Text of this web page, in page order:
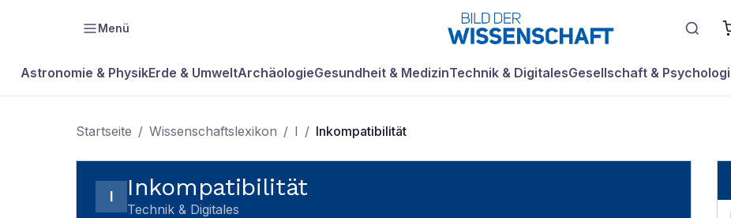
Menü
Astronomie & PhysikErde & UmweltArchäologieGesundheit & MedizinTechnik & DigitalesGesellschaft &
Startseite / Wissenschaftslexikon / I / Inkompatibilität
I Inkompatibilität
Technik & Digitales